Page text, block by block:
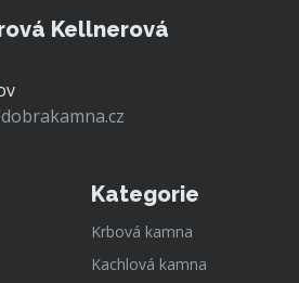
Kellnerová
Kategorie
Krbová kamna
Kachlová kamna